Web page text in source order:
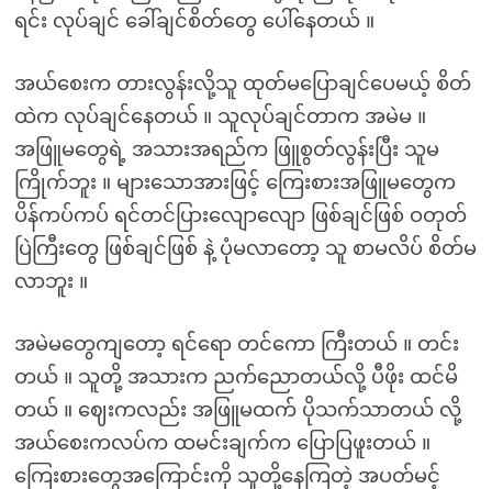
ရင်း လုပ်ချင် ခေါ်ချင်စိတ်တွေ ပေါ်နေတယ် ။
အယ်စေးက တားလွန်းလို့သူ ထုတ်မပြောချင်ပေမယ့် စိတ်
ထဲက လုပ်ချင်နေတယ် ။ သူလုပ်ချင်တာက အမဲမ ။
အဖြူမတွေရဲ့ အသားအရည်က ဖြူစွတ်လွန်းပြီး သူမ
ကြိုက်ဘူး ။ များသောအားဖြင့် ကြေးစားအဖြူမတွေက
ပိန်ကပ်ကပ် ရင်တင်ပြားလျောလျော ဖြစ်ချင်ဖြစ် ဝတုတ်
ပြဲကြီးတွေ ဖြစ်ချင်ဖြစ် နဲ့ ပုံမလာတော့ သူ စာမလိပ် စိတ်မ
လာဘူး ။
အမဲမတွေကျတော့ ရင်ရော တင်ကော ကြီးတယ် ။ တင်း
တယ် ။ သူတို့ အသားက ညက်ညောတယ်လို့ ပီဖိုး ထင်မိ
တယ် ။ ဈေးကလည်း အဖြူမထက် ပိုသက်သာတယ် လို့
အယ်စေးကလပ်က ထမင်းချက်က ပြောပြဖူးတယ် ။
ကြေးစားတွေအကြောင်းကို သူတို့နေကြတဲ့ အပတ်မင့်